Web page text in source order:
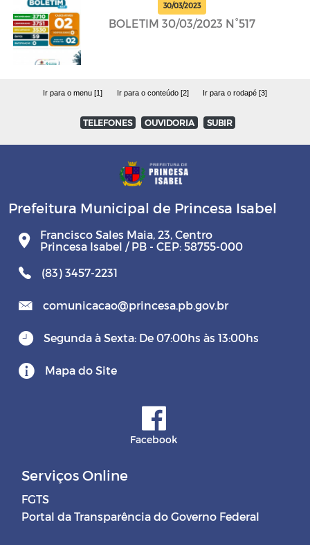
30/03/2023
BOLETIM 30/03/2023 N°517
Ir para o menu [1] Ir para o conteúdo [2] Ir para o rodapé [3]
TELEFONES OUVIDORIA SUBIR
Prefeitura Municipal de Princesa Isabel
Francisco Sales Maia, 23, Centro
Princesa Isabel / PB - CEP: 58755-000
(83) 3457-2231
comunicacao@princesa.pb.gov.br
Segunda à Sexta: De 07:00hs às 13:00hs
Mapa do Site
Facebook
Serviços Online
FGTS
Portal da Transparência do Governo Federal